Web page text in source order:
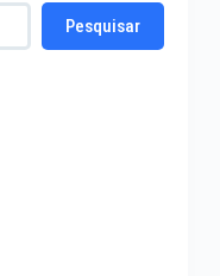
Pesquisar